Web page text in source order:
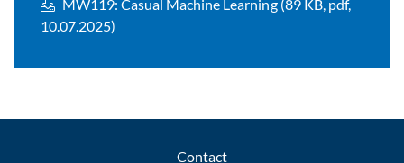
MW119: Casual Machine Learning (89 KB, pdf,
10.07.2025)
Contact